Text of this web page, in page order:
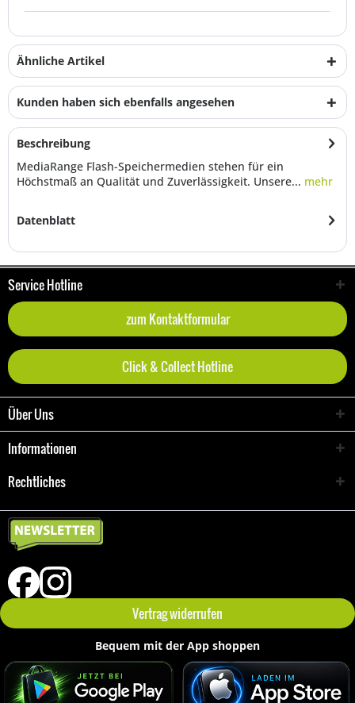
Ähnliche Artikel
Kunden haben sich ebenfalls angesehen
Beschreibung
MediaRange Flash-Speichermedien stehen für ein
Höchstmaß an Qualität und Zuverlässigkeit. Unsere... mehr
Datenblatt
Service Hotline
zum Kontaktformular
Click & Collect Hotline
Über Uns
Informationen
Rechtliches
Vertrag widerrufen
Bequem mit der App shoppen